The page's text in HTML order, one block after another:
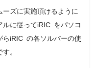
ズに実施頂けるように
ルに従ってiRIC をパソコ
らiRIC の各ソルバーの使
。